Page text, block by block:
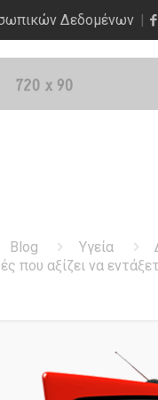
Δεδομένων
Blog Υγεία
που αξίζει να